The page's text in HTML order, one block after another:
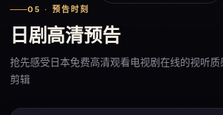
05 · 预告时刻
日剧高清预告
抢先感受日本免费高清观看电视剧在线的视听
剪辑